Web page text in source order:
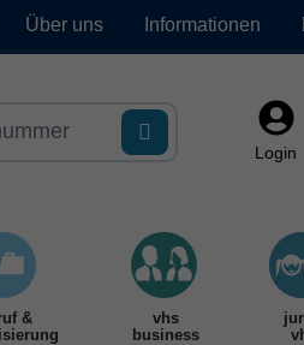
Über uns Informationen
Login
&
vhs
business